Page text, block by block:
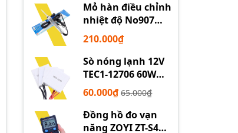
Mỏ hàn điều chỉnh
nhiệt độ No907
60W 220V loại tốt
210.000₫
Sò nóng lạnh 12V
TEC1-12706 60W
12710 100W 12715
150W
60.000₫ 65.000₫
Đồng hồ đo vạn
năng ZOYI ZT-S4